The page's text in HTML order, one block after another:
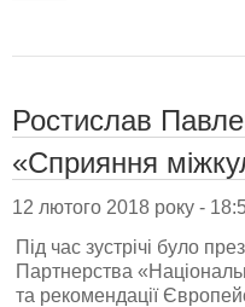
Ростислав
«Сприяння
12 лютого 2018 року -
Під час зустрічі було
Партнерства
та рекомендації